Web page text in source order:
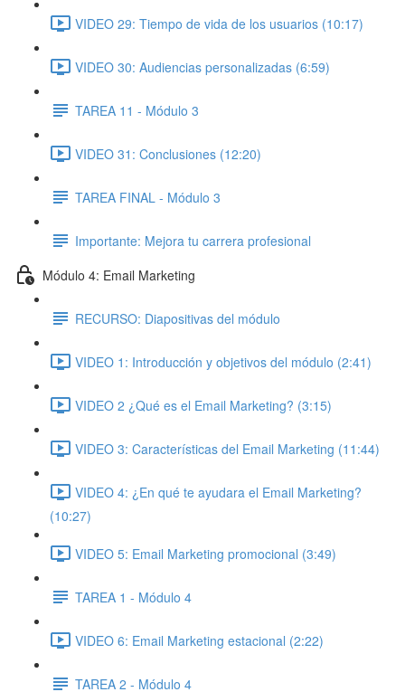
VIDEO 29: Tiempo de vida de los usuarios (10:17)
VIDEO 30: Audiencias personalizadas (6:59)
TAREA 11 - Módulo 3
VIDEO 31: Conclusiones (12:20)
TAREA FINAL - Módulo 3
Importante: Mejora tu carrera profesional
Módulo 4: Email Marketing
RECURSO: Diapositivas del módulo
VIDEO 1: Introducción y objetivos del módulo (2:41)
VIDEO 2 ¿Qué es el Email Marketing? (3:15)
VIDEO 3: Características del Email Marketing (11:44)
VIDEO 4: ¿En qué te ayudara el Email Marketing?
(10:27)
VIDEO 5: Email Marketing promocional (3:49)
TAREA 1 - Módulo 4
VIDEO 6: Email Marketing estacional (2:22)
TAREA 2 - Módulo 4